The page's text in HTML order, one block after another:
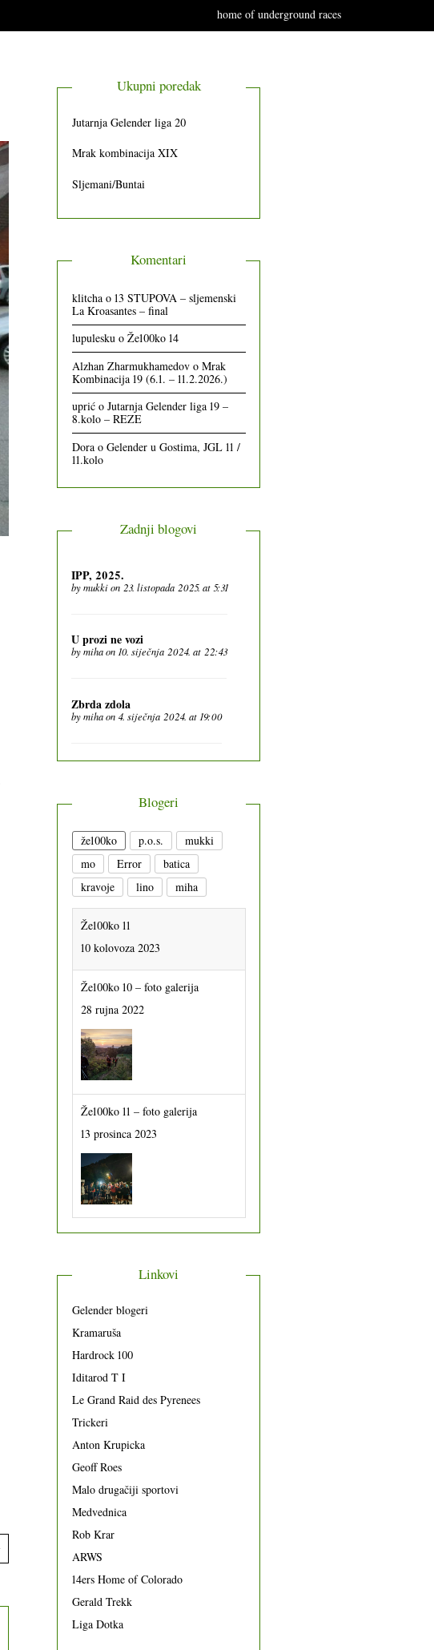
home of underground races
Ukupni poredak
Jutarnja Gelender liga 20
Mrak kombinacija XIX
Sljemani/Buntai
Komentari
klitchao 13 STUPOVA – sljemenski
La Kroasantes – final
lupuleskuo Že100ko 14
Alzhan Zharmukhamedovo Mrak
Kombinacija 19 (6.1. – 11.2.2026.)
uprićo Jutarnja Gelender liga 19 –
8.kolo – REZE
Dorao Gelender u Gostima, JGL 11 /
11.kolo
Zadnji blogovi
IPP, 2025.
bymukkion 23. listopada 2025. at 5:31
U prozi ne vozi
bymihaon 10. siječnja 2024. at 22:43
Zbrda zdola
bymihaon 4. siječnja 2024. at 19:00
Blogeri
že100ko p.o.s.
mukki
mo
Error
batica
kravoje
lino miha
Že100ko 11
10 kolovoza 2023
Že100ko 10 – foto galerija
28 rujna 2022
Že100ko 11 – foto galerija
13 prosinca 2023
Linkovi
Gelender blogeri
Kramaruša
Hardrock 100
Iditarod T I
Le Grand Raid des Pyrenees
Trickeri
Anton Krupicka
Geoff Roes
Malo drugačiji sportovi
Medvednica
Rob Krar
ARWS
14ers Home of Colorado
Gerald Trekk
Liga Dotka